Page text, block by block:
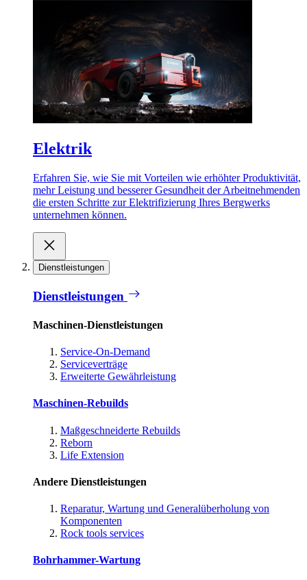
Elektrik
Erfahren Sie, wie Sie mit Vorteilen wie erhöhter Produktivität,
mehr Leistung und besserer Gesundheit der Arbeitnehmenden
die ersten Schritte zur Elektrifizierung Ihres Bergwerks
unternehmen können.
Dienstleistungen
Dienstleistungen
Maschinen-Dienstleistungen
Service-On-Demand
Serviceverträge
Erweiterte Gewährleistung
Maschinen-Rebuilds
Maßgeschneiderte Rebuilds
Reborn
Life Extension
Andere Dienstleistungen
Reparatur, Wartung und Generalüberholung von
Komponenten
Rock tools services
Bohrhammer-Wartung